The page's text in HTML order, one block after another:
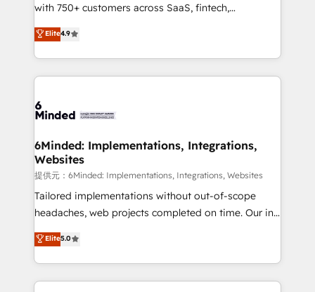
smarter with AI and HubSpot.
with 750+ customers across SaaS, fintech,
healthcare, real estate, and other industries. With
150+ HubSpot-certified experts, we deliver scalable
solutions to complex GTM and RevOps challenges.
Our Expertise 🔹 Onboarding & Implementation:
tailored to your GTM motion. 🔹 Migrations:
from other CRMs to HubSpot without data loss or
downtime. 🔹 RevOps Strategy: Align teams,
processes, and data to drive revenue efficiency. 🔹
Integrations: Connect HubSpot with your tech stack
for better adoption. 🔹 Custom Solutions: Build
SOC 2 Type II and ISO 27001 certified, reinforcing
our commitment to data security and compliance. At
Elite4.9
6Minded: Implementations, Integrations,
Websites
提供元：6Minded: Implementations, Integrations, Websites
Tailored implementations without out-of-scope
headaches, web projects completed on time. Our in-
house team of certified CRM architects, experts,
developers, designers, and marketers handles all
aspects of your HubSpot. ✨ 400+ global clients ✨
100+ seamless migrations from 15+ different CRMs
Elite5.0